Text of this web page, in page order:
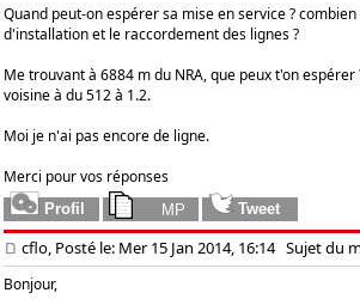
Quand peut-on espérer sa mise en service ?
d'installation et le raccordement des lignes ?
Me trouvant à 6884 m du NRA, que peux t'on
voisine à du 512 à 1.2.
Moi je n'ai pas encore de ligne.
Merci pour vos réponses
cflo, Posté le: Mer 15 Jan 2014, 16:14Sujet du
Bonjour,